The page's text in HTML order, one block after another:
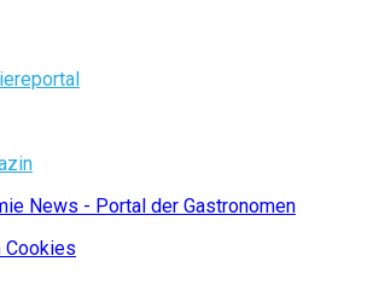
News - Portal der Gastronomen
Cookies